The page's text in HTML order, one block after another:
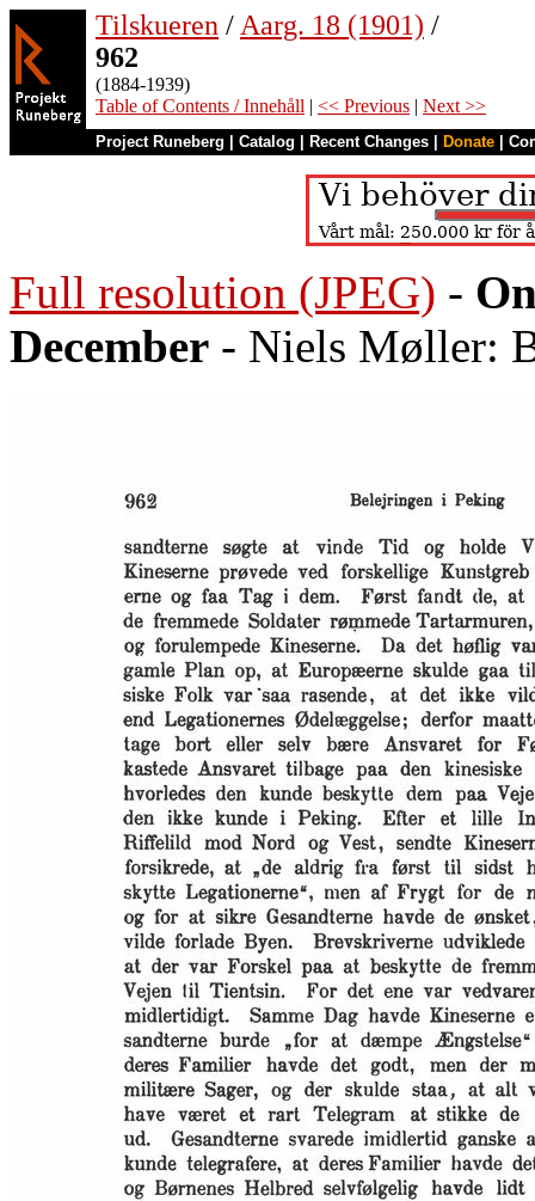
Tilskueren / Aarg. 18 (1901) /
962
(1884-1939)
Table of Contents / Innehåll | << Previous | Next >>
Project Runeberg Catalog Recent Changes Donate
Full resolution (JPEG) -
December - Niels Møller: